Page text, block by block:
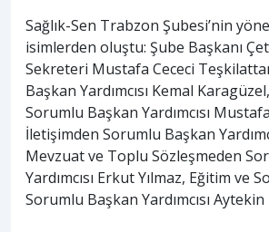
Sağlık-Sen Trabzon Şubesi’nin
isimlerden oluştu: Şube Başkanı
Sekreteri Mustafa Cececi
Başkan Yardımcısı Kemal
Sorumlu Başkan Yardımcısı
İletişimden Sorumlu Başkan
Mevzuat ve Toplu Sözleşmeden
Yardımcısı Erkut Yılmaz, Eğitim ve
Sorumlu Başkan Yardımcısı Aytekin